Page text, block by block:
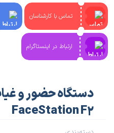
تماس با کارشناسان
ارتباط در اینستاگرام
دستگاه حضور و
FaceStation F2